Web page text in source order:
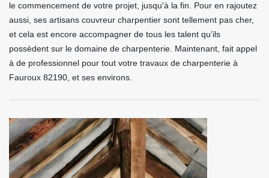
le commencement de votre projet, jusqu'à la fin. Pour en rajoutez
aussi, ses artisans couvreur charpentier sont tellement pas cher,
et cela est encore accompagner de tous les talent qu’ils
possèdent sur le domaine de charpenterie. Maintenant, fait appel
à de professionnel pour tout votre travaux de charpenterie à
Fauroux 82190, et ses environs.